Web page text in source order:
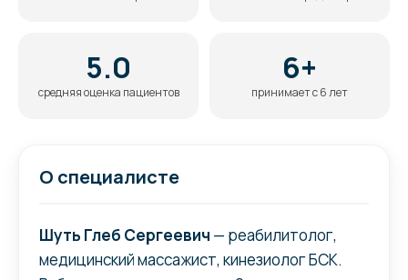
5.0
средняя оценка пациентов
6+
принимает с 6 лет
О специалисте
Шуть Глеб Сергеевич — реабилитолог,
медицинский массажист, кинезиолог БСК.